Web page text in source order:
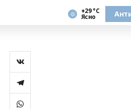
+29 °С
Ясно